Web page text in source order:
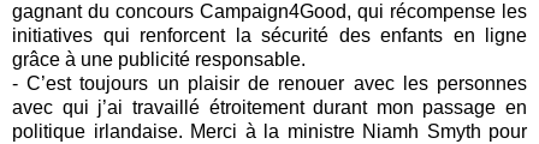
gagnant du concours Campaign4Good, qui récompense les
initiatives qui renforcent la sécurité des enfants en ligne
grâce à une publicité responsable.
- C’est toujours un plaisir de renouer avec les personnes
avec qui j’ai travaillé étroitement durant mon passage en
politique irlandaise. Merci à la ministre Niamh Smyth pour